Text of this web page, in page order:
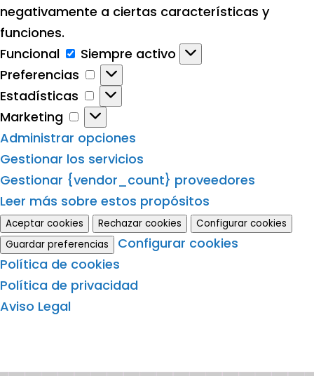
negativamente a ciertas características y
funciones.
Funcional
Funcional
Siempre activo
Preferencias
Preferencias
Estadísticas
Estadísticas
Marketing
Marketing
Administrar opciones
Gestionar los servicios
Gestionar {vendor_count} proveedores
Leer más sobre estos propósitos
Aceptar cookies Rechazar cookies
Configurar cookies
Guardar preferencias
Configurar cookies
Política de cookies
Política de privacidad
Aviso Legal